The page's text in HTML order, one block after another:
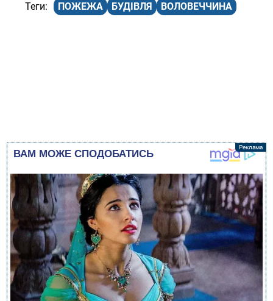
ПОЖЕЖА БУДІВЛЯ ВОЛОВЕЧЧИНА